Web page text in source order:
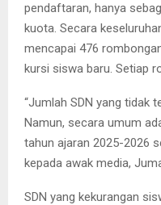
pendaftaran, hanya
kuota. Secara
mencapai 476
kursi siswa baru. Setiap
“Jumlah SDN yang tidak
Namun, secara umum
tahun ajaran 2025-2026
kepada awak media,
SDN yang kekurangan